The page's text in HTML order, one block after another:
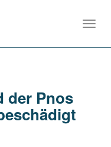
der Pnos